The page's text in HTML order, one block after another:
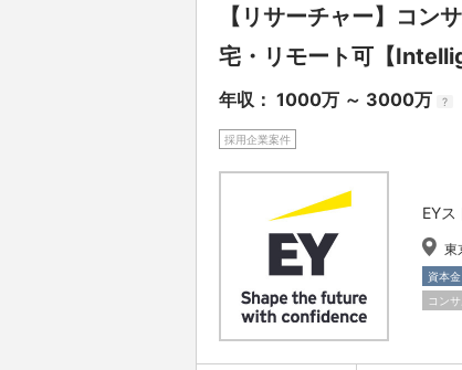
【リサーチャー】コン
宅・リモート可【
年収： 1000万 ～ 3000万 ?
採用企業案件
EY
東
資本金
コン